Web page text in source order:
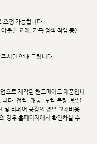
조정 가능합니다.
웃솔 교체, 가죽 염색 작업 등)
시면 안내 드립니다.
으로 제작된 핸드메이드 제품입니
니다. 접착, 재봉, 부착 불량, 발볼
및 리페어 공정의 경우 교체비용
경우 홈페이지에서 확인하실 수